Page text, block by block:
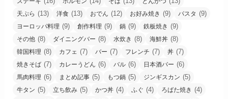
天ぷら (13) 洋食 (13) おでん (12) お好み焼き (9) パスタ (9)
ヨーロッパ料理 (9) 創作料理 (9) 鍋 (9) 鉄板焼き (9)
その他 (8) ダイニングバー (8) 水炊き (8) 海鮮丼 (8)
韓国料理 (8) カフェ (7) バー (7) フレンチ (7) 丼 (7)
焼きそば (7) カレーうどん (6) バル (6) 日本酒バー (6)
馬肉料理 (6) まとめ記事 (5) もつ鍋 (5) ジンギスカン (5)
牛タン (5) 立ち飲み (5) かつ丼 (4) ふぐ (4) ろばた焼き (4)